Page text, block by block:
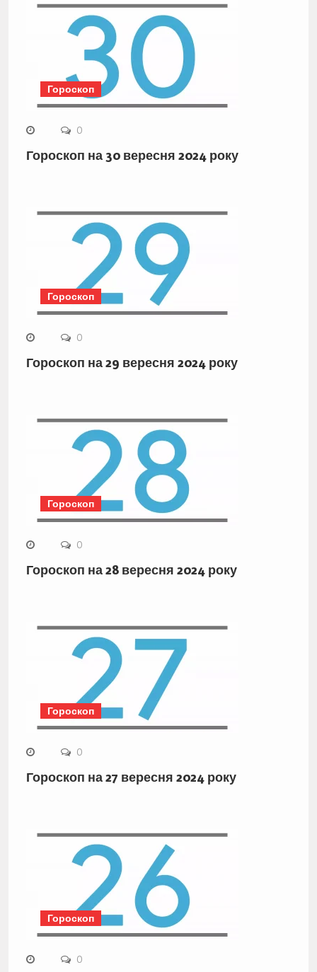
Гороскоп
0
Гороскоп на 30 вересня 2024 року
Гороскоп
0
Гороскоп на 29 вересня 2024 року
Гороскоп
0
Гороскоп на 28 вересня 2024 року
Гороскоп
0
Гороскоп на 27 вересня 2024 року
Гороскоп
0